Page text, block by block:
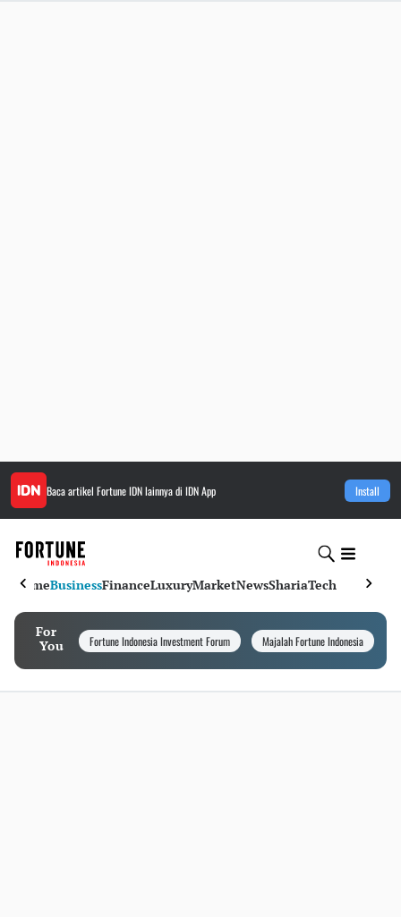
Baca artikel Fortune IDNlainnya di IDN App Install
HomeBusinessFinanceLuxuryMarketNewsShariaTech
For
You
Fortune Indonesia Investment Forum Majalah Fortune Indonesia